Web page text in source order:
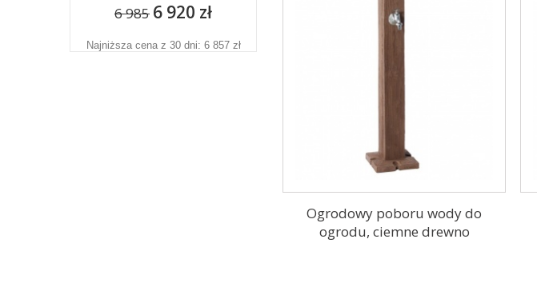
6 985 6 920 zł
Najniższa cena z 30 dni: 6 857 zł
Ogrodowy poboru wody do
ogrodu, ciemne drewno